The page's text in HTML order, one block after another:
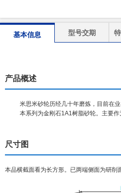
基本信息 型号交期
产品概述
米思米砂轮历经几十年磨炼，目前在
本系列为金刚石1A1树脂砂轮。主要作
尺寸图
本品横截面看为长方形。已两端侧面为研削